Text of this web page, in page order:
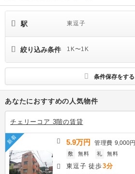
駅 東逗子
絞り込み条件 1K〜1K
条件保存をする
あなたにおすすめの人気物件
チェリーコア 3階の賃貸
新着 5.9万円 管理費9,000円
敷 無料 礼 無料
東逗子 徒歩3分